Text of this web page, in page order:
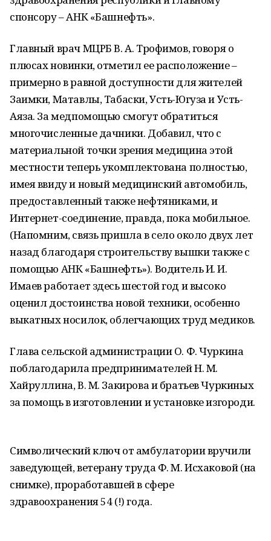
спонсору – АНК «Башнефть».
Главный врач МЦРБ В. А. Трофимов, говоря о
плюсах новинки, отметил ее расположение –
примерно в равной доступности для жителей
Заимки, Матавлы, Табаски, Усть-Югуза и Усть-
Аяза. За медпомощью смогут обратиться
многочисленные дачники. Добавил, что с
материальной точки зрения медицина этой
местности теперь укомплектована полностью,
имея ввиду и новый медицинский автомобиль,
предоставленный также нефтяниками, и
Интернет-соединение, правда, пока мобильное.
(Напомним, связь пришла в село около двух лет
назад благодаря строительству вышки также с
помощью АНК «Башнефть»). Водитель И. И.
Имаев работает здесь шестой год и высоко
оценил достоинства новой техники, особенно
выкатных носилок, облегчающих труд медиков.
Глава сельской администрации О. Ф. Чуркина
поблагодарила предпринимателей Н. М.
Хайруллина, В. М. Закирова и братьев Чуркиных
за помощь в изготовлении и установке изгороди.
Символический ключ от амбулатории вручили
заведующей, ветерану труда Ф. М. Исхаковой (на
снимке), проработавшей в сфере
здравоохранения 54 (!) года.